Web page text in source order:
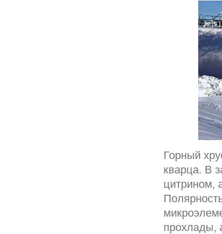
Горный
кварца. В
цитрином,
прохлады,